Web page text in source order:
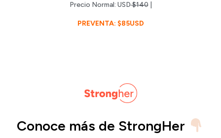
Precio Normal: USD$140|
PREVENTA: $85USD
Conoce más de StrongHer